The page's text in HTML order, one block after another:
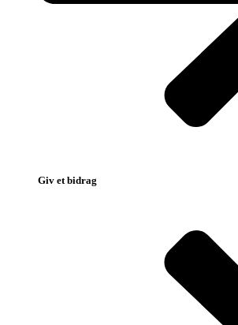
Giv et bidrag